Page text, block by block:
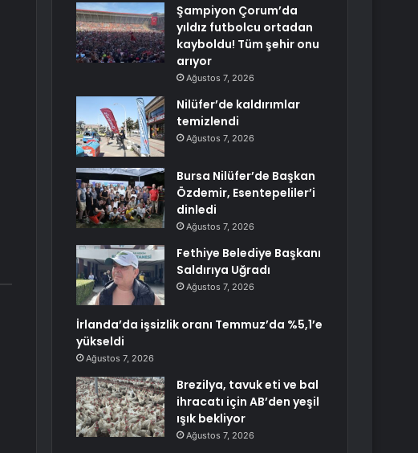
Şampiyon Çorum’da
yıldız futbolcu ortadan
kayboldu! Tüm şehir onu
arıyor
Ağustos 7, 2026
Nilüfer’de kaldırımlar
temizlendi
Ağustos 7, 2026
Bursa Nilüfer’de Başkan
Özdemir, Esentepeliler’i
dinledi
Ağustos 7, 2026
Fethiye Belediye Başkanı
Saldırıya Uğradı
Ağustos 7, 2026
İrlanda’da işsizlik oranı Temmuz’da %5,1’e
yükseldi
Ağustos 7, 2026
Brezilya, tavuk eti ve bal
ihracatı için AB’den yeşil
ışık bekliyor
Ağustos 7, 2026